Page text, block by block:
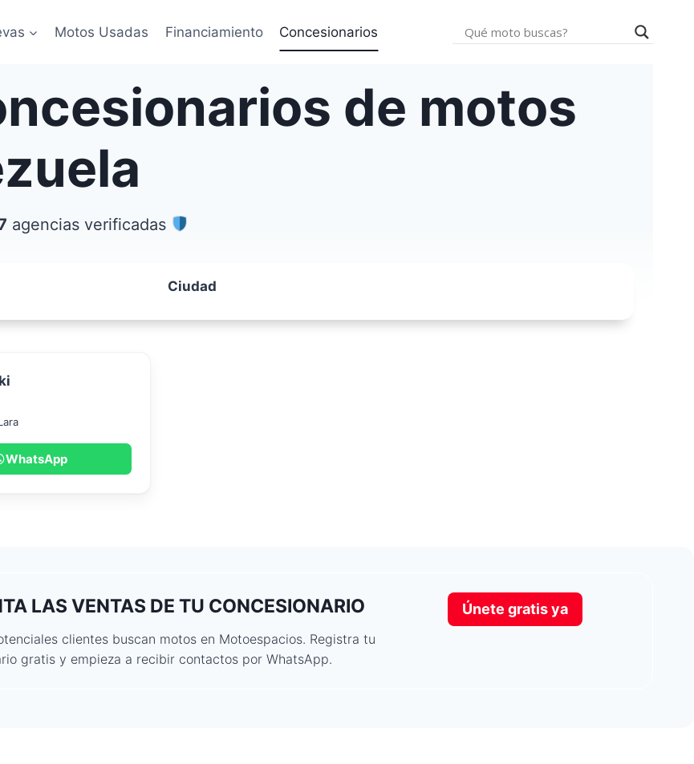
Motos Usadas Financiamiento Concesionarios
de motos
agencias verificadas
Ciudad
WhatsApp
LAS VENTAS DE TU CONCESIONARIO
clientes buscan motos en Motoespacios. Registra tu
gratis y empieza a recibir contactos por WhatsApp.
Únete gratis ya